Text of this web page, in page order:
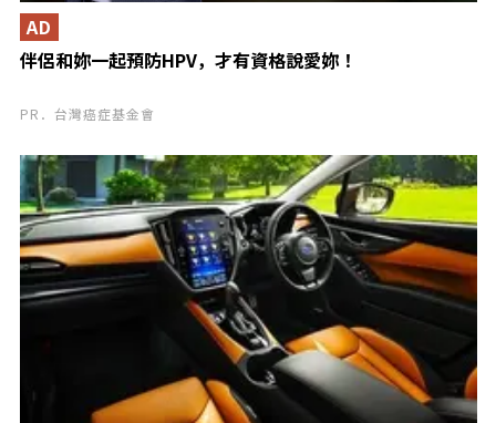
伴侶和妳一起預防HPV，才有資格說愛妳！
AD
PR．台灣癌症基金會